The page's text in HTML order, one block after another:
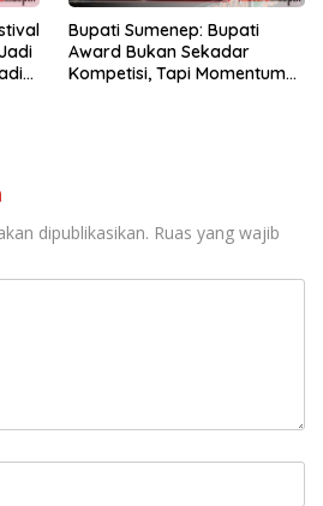
Bupati Sumenep: Bupati
Award Bukan Sekadar
Kompetisi, Tapi Momentum
dipublikasikan. Ruas yang wajib